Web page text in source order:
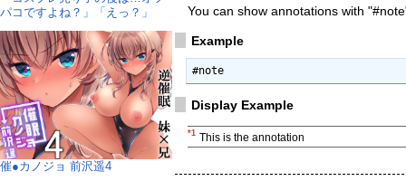
You can show annotations with
Example
#note
Display Example
*1 This is the annotation
パコですよね？」「えっ？」
催●カノジョ 前沢遥4